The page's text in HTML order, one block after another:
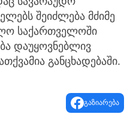
შეიძლება მძიმე
საქართველოში
დაუყოვნებლივ
განცხადებაში.
გაზიარება